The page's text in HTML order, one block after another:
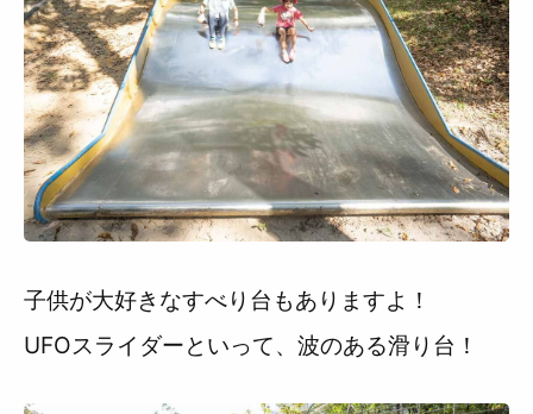
子供が大好きなすべり台もありますよ！
UFOスライダーといって、波のある滑り台！